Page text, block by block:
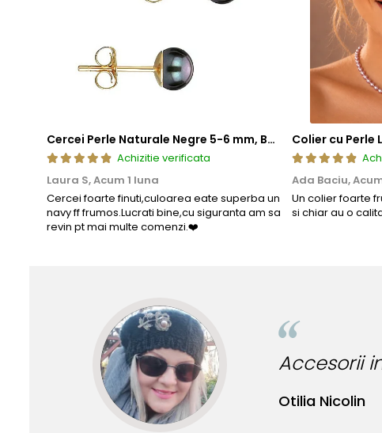
Cercei Perle Naturale Negre 5-6 mm, Buton AAA, Aur 14K (aur 585), Tip Șurub | KASKADDA®
Achizitie verificata
Laura S,Acum 1 luna
Cercei foarte finuti,culoarea eate superba un
navy ff frumos.Lucrati bine,cu siguranta am sa
revin pt mai multe comenzi.❤️
Ada Baciu,
Un colier foarte
si chiar au o
Otilia Nicolin
Accesorii